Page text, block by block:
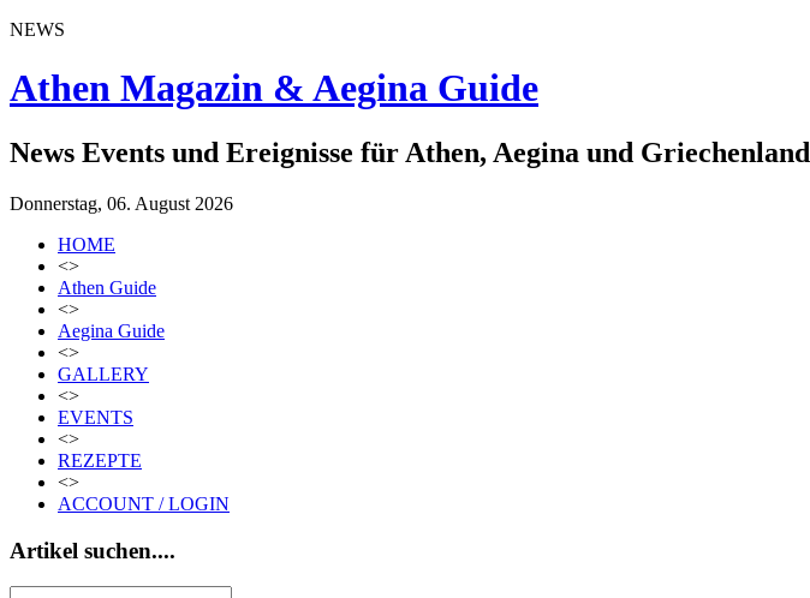
NEWS
Athen Magazin & Aegina Guide
News Events und Ereignisse für Athen, Aegina und Griechenland
Donnerstag, 06. August 2026
HOME
<>
Athen Guide
<>
Aegina Guide
<>
GALLERY
<>
EVENTS
<>
REZEPTE
<>
ACCOUNT / LOGIN
Artikel suchen....